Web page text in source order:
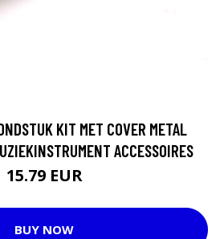
KIT MET COVER METAL
ACCESSOIRES
15.79 EUR
BUY NOW